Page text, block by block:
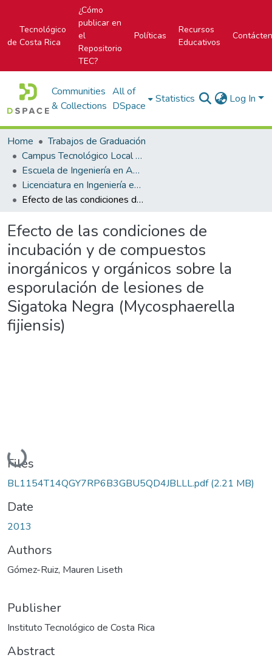
Tecnológico
de Costa Rica
¿Cómo
publicar en
el
Repositorio
TEC?
Políticas
Recursos
Educativos
Communities
& Collections
All of
DSpace
Statistics Log In
Home
Trabajos de Graduación
Campus Tecnológico Local San Carlos
Escuela de Ingeniería en Agronomía
Licenciatura en Ingeniería en Agronomía
Efecto de las condiciones de incubación y de compuestos inorgánicos y orgánicos sobre la esporulación de lesiones de Sigatoka Negra (Mycosphaerella fijiensis)
Efecto de las condiciones de
incubación y de compuestos
inorgánicos y orgánicos sobre la
esporulación de lesiones de
Sigatoka Negra (Mycosphaerella
fijiensis)
Loading...
Files
BL1154T14QGY7RP6B3GBU5QD4JBLLL.pdf(2.21 MB)
Date
2013
Authors
Gómez-Ruiz, Mauren Liseth
Publisher
Instituto Tecnológico de Costa Rica
Abstract